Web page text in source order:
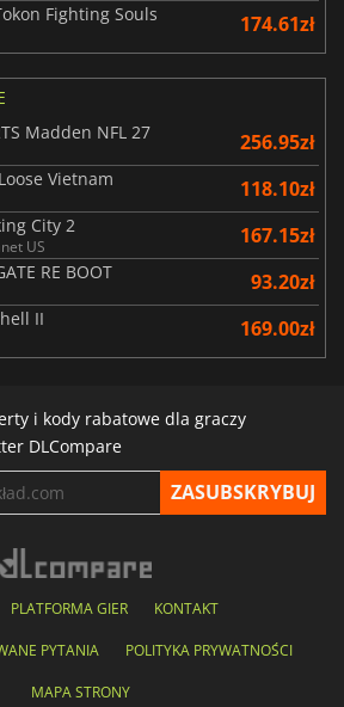
Fighting Souls 174.61zł
Madden NFL 27
256.95zł
Vietnam 118.10zł
City 2
US 167.15zł
RE BOOT 93.20zł
II 169.00zł
i kody rabatowe dla graczy
DLCompare
PLATFORMA GIER KONTAKT
PYTANIA POLITYKA PRYWATNOŚCI
MAPA STRONY